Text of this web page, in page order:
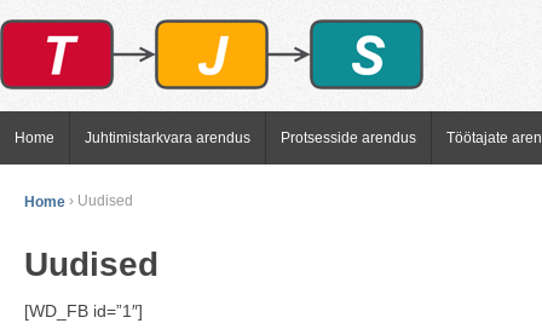
Home Juhtimistarkvara arendus Protsesside arendus Töötajate
Home › Uudised
Uudised
[WD_FB id=”1″]